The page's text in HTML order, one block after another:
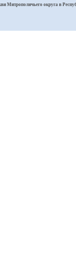
Митрополичьего округа в